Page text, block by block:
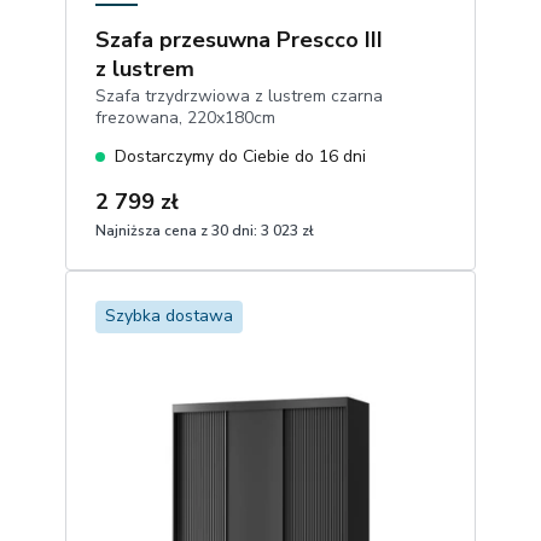
Szafa przesuwna Prescco III
z lustrem
Szafa trzydrzwiowa z lustrem czarna
frezowana, 220x180cm
Dostarczymy do Ciebie do 16 dni
2 799 zł
Najniższa cena z 30 dni: 3 023 zł
1
Szybka dostawa